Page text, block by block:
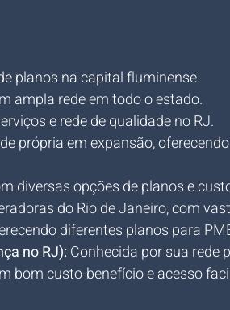
planos na capital fluminense.
ampla rede em todo o estado.
e rede de qualidade no RJ.
própria em expansão,
diversas opções de planos e
do Rio de Janeiro, com
diferentes planos para
no RJ): Conhecida por sua rede
bom custo-benefício e acesso